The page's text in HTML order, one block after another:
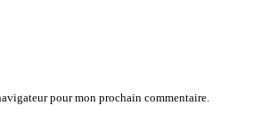
pour mon prochain commentaire.